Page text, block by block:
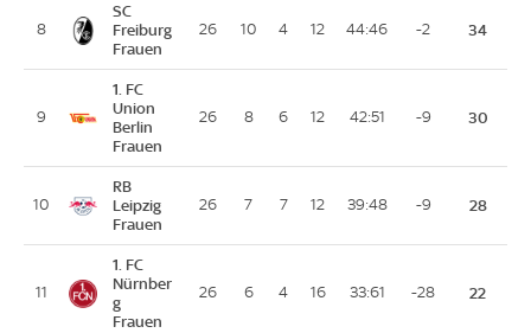
8
SC
Freiburg
Frauen
26 10 4 12 44:46 -2 34
9
1. FC
Union
Berlin
Frauen
26 8 6 12 42:51 -9 30
10
RB
Leipzig
Frauen
26 7 7 12 39:48 -9 28
11
1. FC
Nürnber
g
Frauen
26 6 4 16 33:61 -28 22